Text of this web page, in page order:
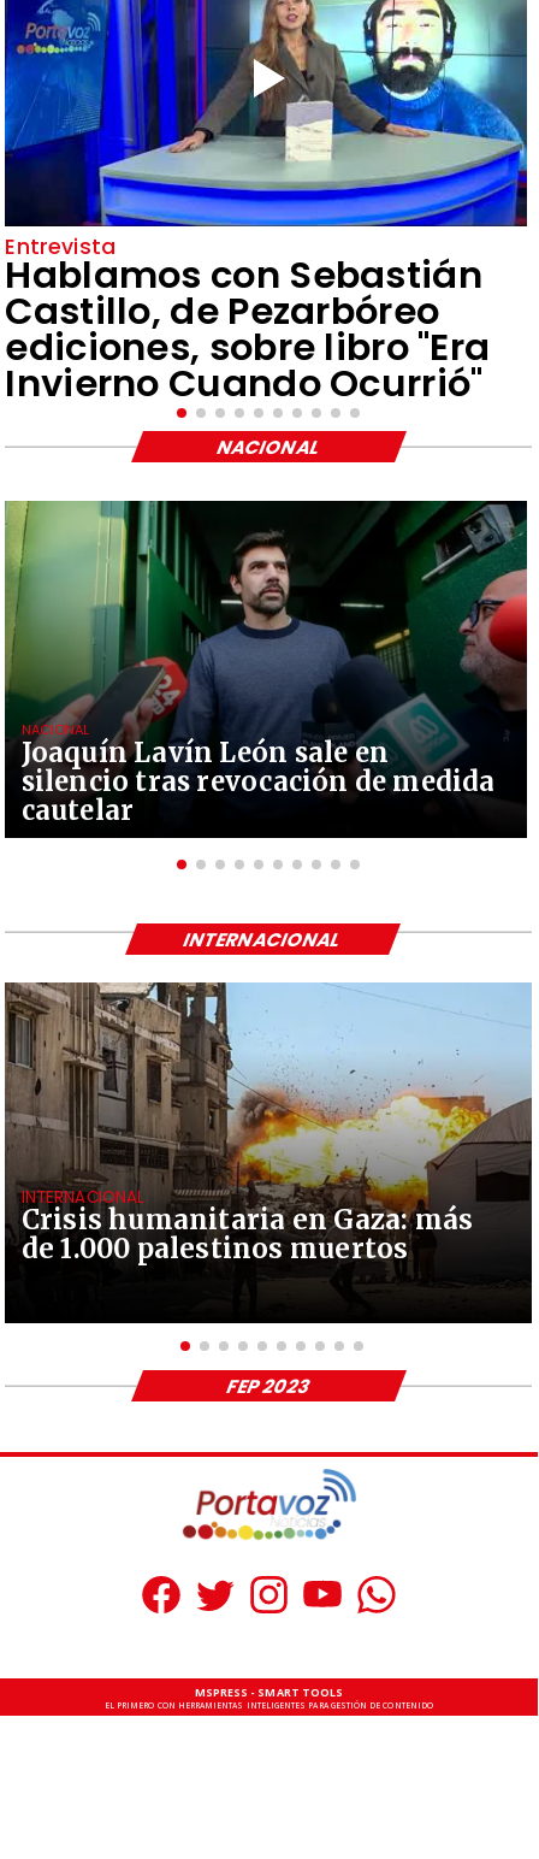
Entrevista
Hablamos con Sebastián
Castillo, de Pezarbóreo
ediciones, sobre libro "Era
Invierno Cuando Ocurrió"
Joaquín Lavín León sale en
silencio tras revocación de medida
cautelar
NACIONAL
NACIONAL
Crisis humanitaria en Gaza: más
de 1.000 palestinos muertos
INTERNACIONAL
INTERNACIONAL
FEP 2023
MSPRESS - SMART TOOLS
EL PRIMERO CON HERRAMIENTAS INTELIGENTES PARA GESTIÓN DE CONTENIDO